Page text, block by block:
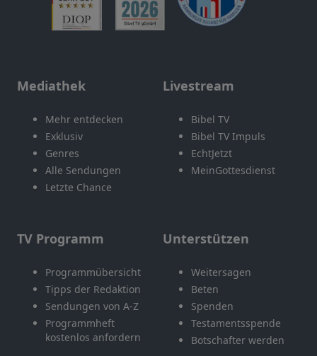
Mediathek
Mehr entdecken
Exklusiv
Genres
Alle Sendungen
Letzte Chance
Livestream
Bibel TV
Bibel TV Impuls
EchtJetzt
MeinGottesdienst
TV Programm
Programmübersicht
Tipps der Redaktion
Sendungen von A-Z
Programmheft
kostenlos anfordern
Unterstützen
Weitersagen
Beten
Spenden
Testamentsspende
Botschafter werden